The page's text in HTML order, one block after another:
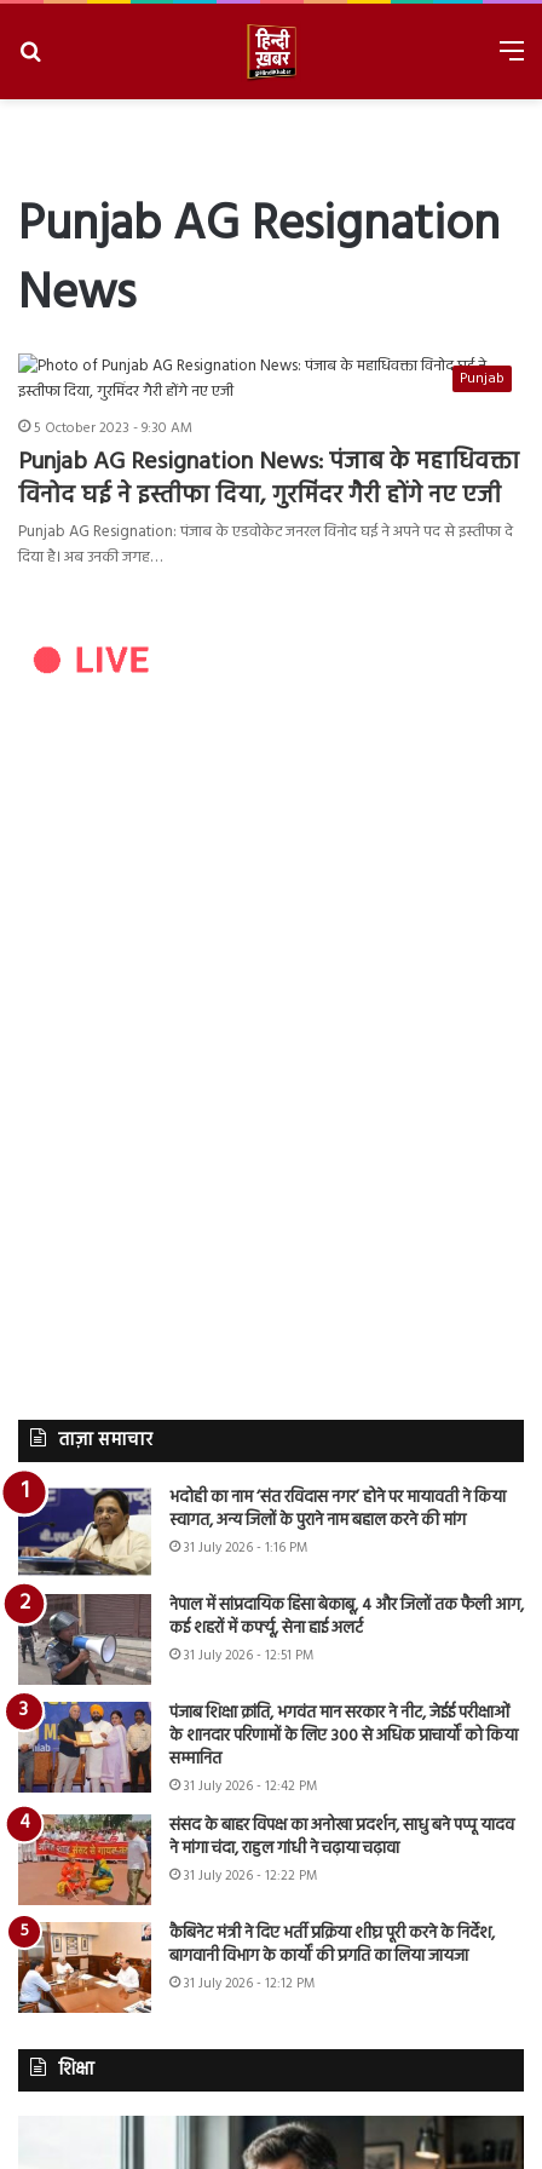
Punjab AG Resignation
News
Punjab
5 October 2023 - 9:30 AM
Punjab AG Resignation News: पंजाब के महाधिवक्ता
विनोद घई ने इस्तीफा दिया, गुरमिंदर गैरी होंगे नए एजी
Punjab AG Resignation: पंजाब के एडवोकेट जनरल विनोद घई ने अपने पद से इस्तीफा दे
दिया है। अब उनकी जगह…
ताज़ा समाचार
भदोही का नाम ‘संत रविदास नगर’ होने पर मायावती ने किया
स्वागत, अन्य जिलों के पुराने नाम बहाल करने की मांग
31 July 2026 - 1:16 PM
नेपाल में सांप्रदायिक हिंसा बेकाबू, 4 और जिलों तक फैली आग,
कई शहरों में कर्फ्यू, सेना हाई अलर्ट
31 July 2026 - 12:51 PM
पंजाब शिक्षा क्रांति, भगवंत मान सरकार ने नीट, जेईई परीक्षाओं
के शानदार परिणामों के लिए 300 से अधिक प्राचार्यों को किया
सम्मानित
31 July 2026 - 12:42 PM
संसद के बाहर विपक्ष का अनोखा प्रदर्शन, साधु बने पप्पू यादव
ने मांगा चंदा, राहुल गांधी ने चढ़ाया चढ़ावा
31 July 2026 - 12:22 PM
कैबिनेट मंत्री ने दिए भर्ती प्रक्रिया शीघ्र पूरी करने के निर्देश,
बागवानी विभाग के कार्यों की प्रगति का लिया जायजा
31 July 2026 - 12:12 PM
शिक्षा